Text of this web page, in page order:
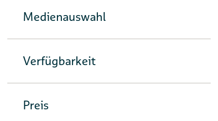
Medienauswahl
Verfügbarkeit
Preis